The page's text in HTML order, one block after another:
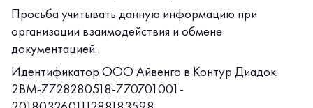
Просьба учитывать данную информацию при
организации взаимодействия и обмене
документацией.
Идентификатор ООО Айвенго в Контур Диадок:
2BM-7728280518-770701001-